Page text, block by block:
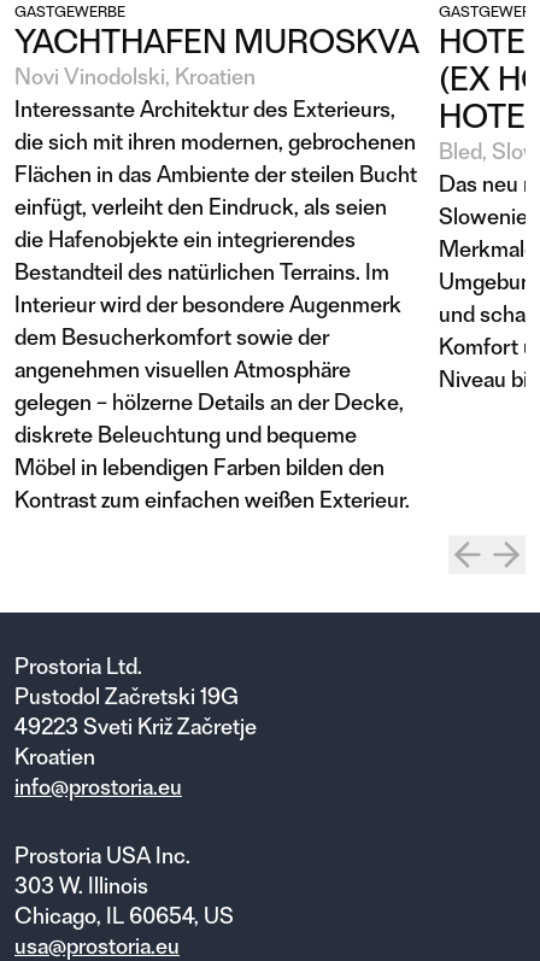
GASTGEWERBE
YACHTHAFEN MUROSKVA
Novi Vinodolski, Kroatien
Interessante Architektur des Exterieurs,
die sich mit ihren modernen, gebrochenen
Flächen in das Ambiente der steilen Bucht
einfügt, verleiht den Eindruck, als seien
die Hafenobjekte ein integrierendes
Bestandteil des natürlichen Terrains. Im
Interieur wird der besondere Augenmerk
dem Besucherkomfort sowie der
angenehmen visuellen Atmosphäre
gelegen – hölzerne Details an der Decke,
diskrete Beleuchtung und bequeme
Möbel in lebendigen Farben bilden den
Kontrast zum einfachen weißen Exterieur.
(EX
Bled,
Das neu
und
Komfort
Niveau
Prostoria Ltd.
Pustodol Začretski 19G
49223 Sveti Križ Začretje
Kroatien
info@prostoria.eu
Prostoria USA Inc.
303 W. Illinois
Chicago, IL 60654, US
usa@prostoria.eu